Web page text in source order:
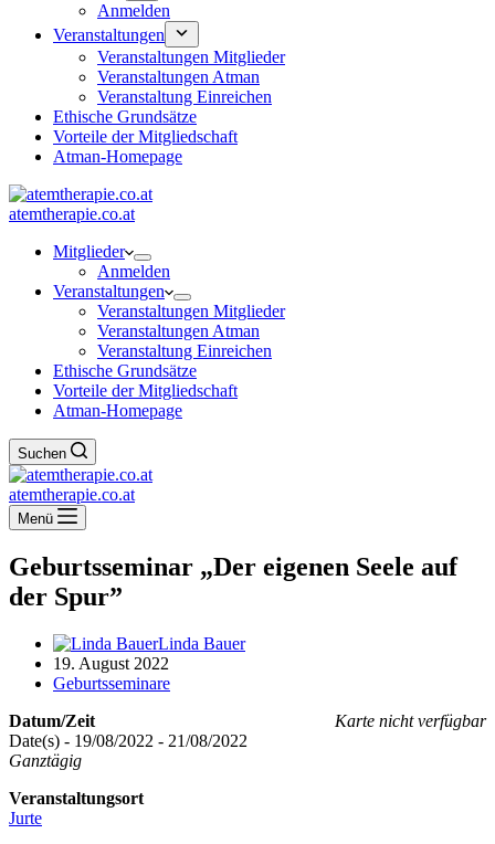
Anmelden
Veranstaltungen
Veranstaltungen Mitglieder
Veranstaltungen Atman
Veranstaltung Einreichen
Ethische Grundsätze
Vorteile der Mitgliedschaft
Atman-Homepage
atemtherapie.co.at
Mitglieder
Anmelden
Veranstaltungen
Veranstaltungen Mitglieder
Veranstaltungen Atman
Veranstaltung Einreichen
Ethische Grundsätze
Vorteile der Mitgliedschaft
Atman-Homepage
Suchen
atemtherapie.co.at
Menü
Geburtsseminar „Der eigenen Seele auf
der Spur”
Linda Bauer
19. August 2022
Geburtsseminare
Karte nicht verfügbar
Datum/Zeit
Date(s) - 19/08/2022 - 21/08/2022
Ganztägig
Veranstaltungsort
Jurte